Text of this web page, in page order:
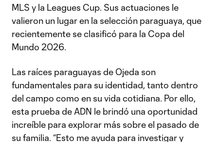
MLS y la Leagues Cup. Sus actuaciones le
valieron un lugar en la selección paraguaya, que
recientemente se clasificó para la Copa del
Mundo 2026.
Las raíces paraguayas de Ojeda son
fundamentales para su identidad, tanto dentro
del campo como en su vida cotidiana. Por ello,
esta prueba de ADN le brindó una oportunidad
increíble para explorar más sobre el pasado de
su familia. “Esto me ayuda para investigar y